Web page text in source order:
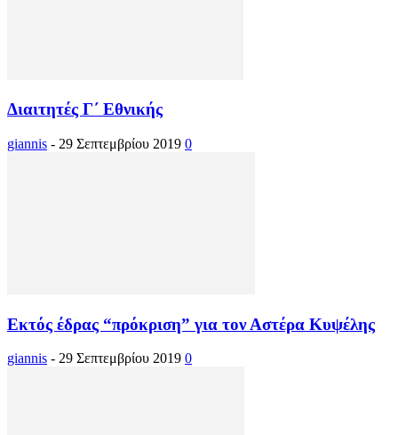
Διαιτητές Γ΄ Εθνικής
giannis - 29 Σεπτεμβρίου 2019 0
Εκτός έδρας “πρόκριση” για τον Αστέρα Κυψέλης
giannis - 29 Σεπτεμβρίου 2019 0